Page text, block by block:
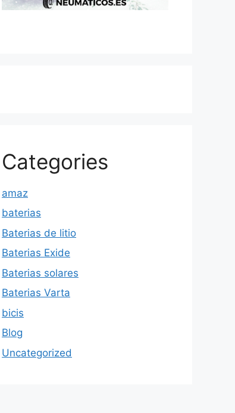
Categories
amaz
baterias
Baterias de litio
Baterias Exide
Baterias solares
Baterias Varta
bicis
Blog
Uncategorized